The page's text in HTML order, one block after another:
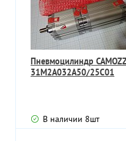
Пневмоцилиндр
31M2A032A50/25С01
В наличии 8шт